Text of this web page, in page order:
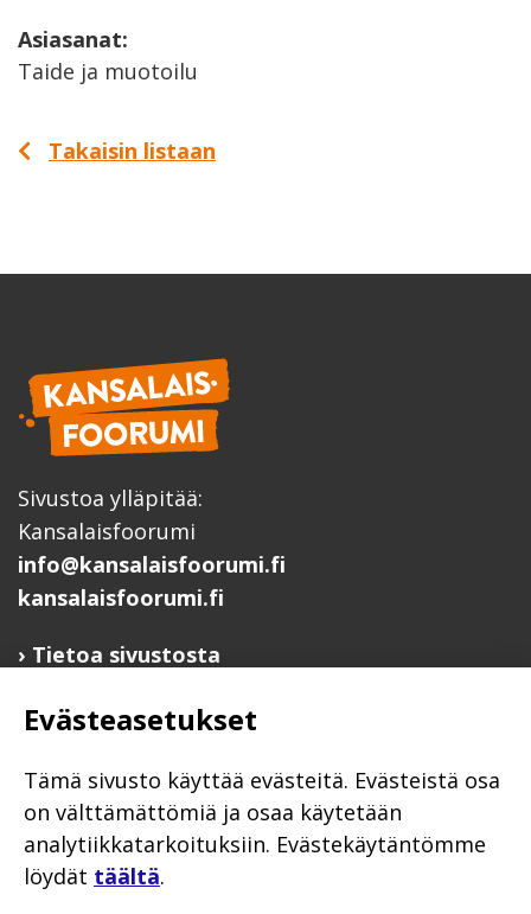
Asiasanat:
Taide ja muotoilu
Takaisin listaan
Sivustoa ylläpitää:
Kansalaisfoorumi
info@kansalaisfoorumi.fi
kansalaisfoorumi.fi
Tietoa sivustosta
Ilmoita järjestösi järjestöhakemistoon
Järjestötietäjä-testi
Anna palautetta
Saavutettavuusseloste
Evästekäytännöt
Evästeasetukset
Tämä sivusto käyttää evästeitä. Evästeistä osa
on välttämättömiä ja osaa käytetään
analytiikkatarkoituksiin. Evästekäytäntömme
löydät täältä.